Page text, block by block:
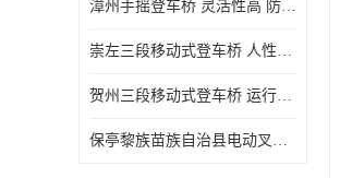
漳州手摇登车桥 灵活性高 防滑性能好
崇左三段移动式登车桥 人性化设计 防滑性能好
贺州三段移动式登车桥 运行可靠 防滑性能好
保亭黎族苗族自治县电动叉车 性能稳定 运行平稳